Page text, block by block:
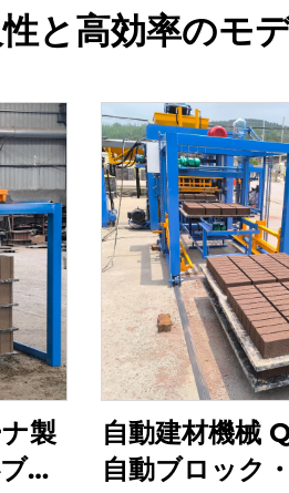
と高効率のモ
製
ロ
自動建材機械
自動ブロック